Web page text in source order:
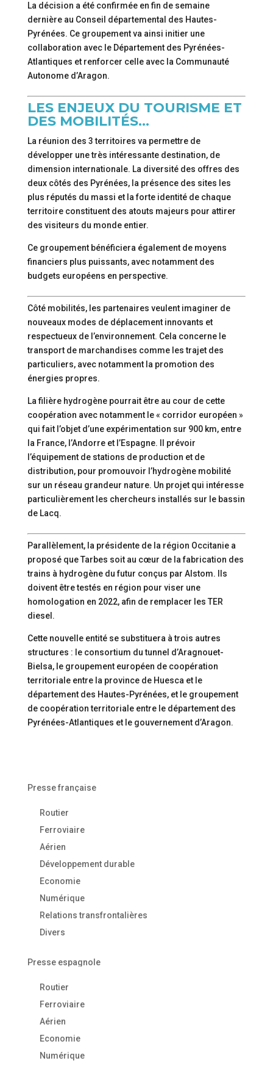
La décision a été confirmée en fin de semaine
dernière au Conseil départemental des Hautes-
Pyrénées. Ce groupement va ainsi initier une
collaboration avec le Département des Pyrénées-
Atlantiques et renforcer celle avec la Communauté
Autonome d’Aragon.
LES ENJEUX DU TOURISME ET
DES MOBILITÉS…
La réunion des 3 territoires va permettre de
développer une très intéressante destination, de
dimension internationale. La diversité des offres des
deux côtés des Pyrénées, la présence des sites les
plus réputés du massi et la forte identité de chaque
territoire constituent des atouts majeurs pour attirer
des visiteurs du monde entier.
Ce groupement bénéficiera également de moyens
financiers plus puissants, avec notamment des
budgets européens en perspective.
Côté mobilités, les partenaires veulent imaginer de
nouveaux modes de déplacement innovants et
respectueux de l’environnement. Cela concerne le
transport de marchandises comme les trajet des
particuliers, avec notamment la promotion des
énergies propres.
La filière hydrogène pourrait être au cour de cette
coopération avec notamment le « corridor européen »
qui fait l’objet d’une expérimentation sur 900 km, entre
la France, l’Andorre et l’Espagne. Il prévoir
l’équipement de stations de production et de
distribution, pour promouvoir l’hydrogène mobilité
sur un réseau grandeur nature. Un projet qui intéresse
particulièrement les chercheurs installés sur le bassin
de Lacq.
Parallèlement, la présidente de la région Occitanie a
proposé que Tarbes soit au cœur de la fabrication des
trains à hydrogène du futur conçus par Alstom. Ils
doivent être testés en région pour viser une
homologation en 2022, afin de remplacer les TER
diesel.
Cette nouvelle entité se substituera à trois autres
structures : le consortium du tunnel d’Aragnouet-
Bielsa, le groupement européen de coopération
territoriale entre la province de Huesca et le
département des Hautes-Pyrénées, et le groupement
de coopération territoriale entre le département des
Pyrénées-Atlantiques et le gouvernement d’Aragon.
Presse française
Routier
Ferroviaire
Aérien
Développement durable
Economie
Numérique
Relations transfrontalières
Divers
Presse espagnole
Routier
Ferroviaire
Aérien
Economie
Numérique